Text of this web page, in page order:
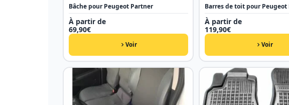
Bâche pour Peugeot Partner
À partir de
69,90€
Voir
Barres de toit pour Peugeot
À partir de
119,90€
Voir